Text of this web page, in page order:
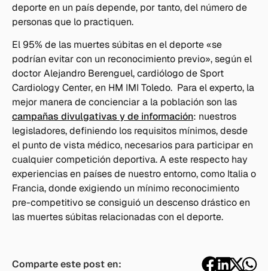
deporte en un país depende, por tanto, del número de
personas que lo practiquen.
El 95% de las muertes súbitas en el deporte «se
podrían evitar con un reconocimiento previo», según el
doctor Alejandro Berenguel, cardiólogo de Sport
Cardiology Center, en HM IMI Toledo. Para el experto, la
mejor manera de concienciar a la población son las
campañas divulgativas y de información: nuestros
legisladores, definiendo los requisitos mínimos, desde
el punto de vista médico, necesarios para participar en
cualquier competición deportiva. A este respecto hay
experiencias en países de nuestro entorno, como Italia o
Francia, donde exigiendo un mínimo reconocimiento
pre-competitivo se consiguió un descenso drástico en
las muertes súbitas relacionadas con el deporte.
Comparte este post en: